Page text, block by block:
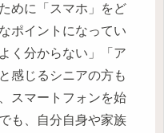
めに「スマホ」をど
ポイントになってい
く分からない」「ア
感じるシニアの方も
スマートフォンを始
も、自分自身や家族